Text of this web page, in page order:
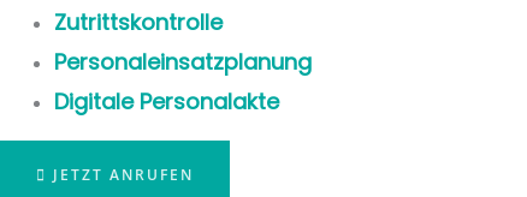
Zutrittskontrolle
Personaleinsatzplanung
Digitale Personalakte
JETZT ANRUFEN